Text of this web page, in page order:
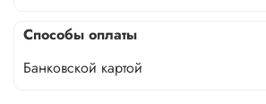
Способы оплаты
Банковской картой